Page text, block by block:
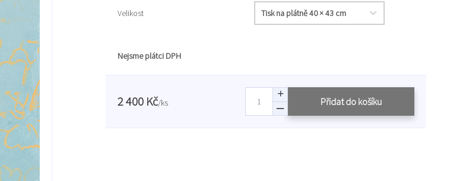
Velikost
Nejsme plátci DPH
2 400 Kč/ks Přidat do košíku